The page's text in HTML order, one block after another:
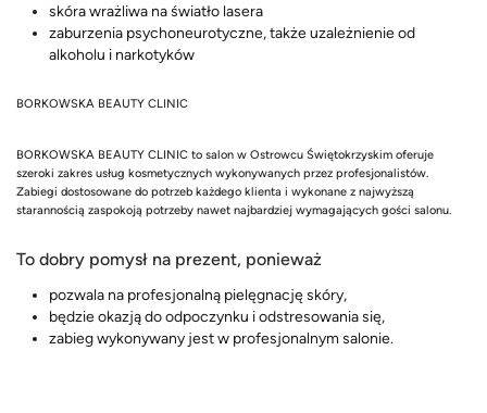
skóra wrażliwa na światło lasera
zaburzenia psychoneurotyczne, także uzależnienie od
alkoholu i narkotyków
BORKOWSKA BEAUTY CLINIC
BORKOWSKA BEAUTY CLINIC to salon w Ostrowcu Świętokrzyskim oferuje
szeroki zakres usług kosmetycznych wykonywanych przez profesjonalistów.
Zabiegi dostosowane do potrzeb każdego klienta i wykonane z najwyższą
starannością zaspokoją potrzeby nawet najbardziej wymagających gości salonu.
To dobry pomysł na prezent, ponieważ
pozwala na profesjonalną pielęgnację skóry,
będzie okazją do odpoczynku i odstresowania się,
zabieg wykonywany jest w profesjonalnym salonie.